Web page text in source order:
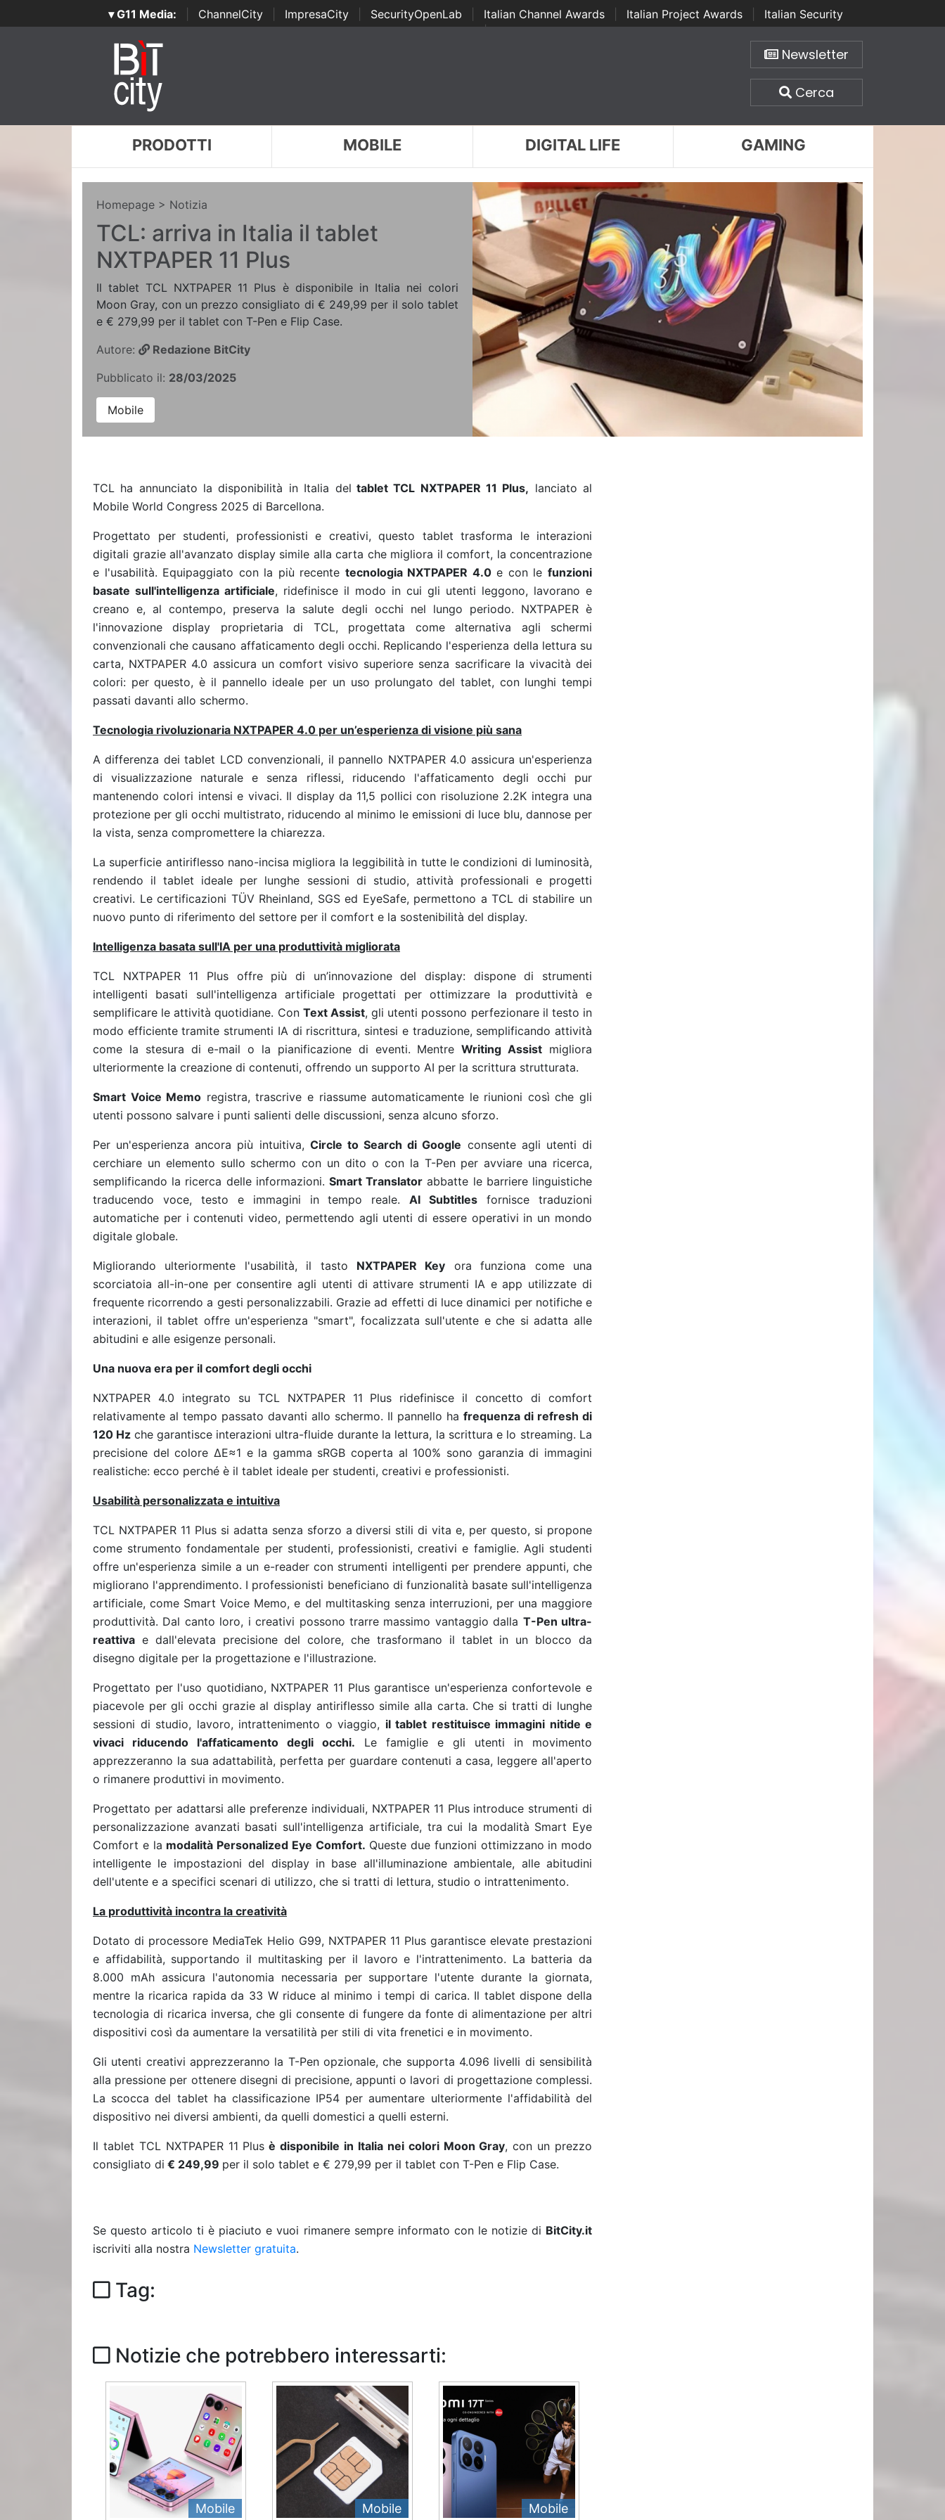
▾ G11 Media: ChannelCity ImpresaCity SecurityOpenLab Italian Channel Awards Italian Project Awards
Italian Security
Awards | ...
Newsletter
Cerca
PRODOTTI MOBILE DIGITAL LIFE GAMING
Homepage > Notizia
TCL: arriva in Italia il tablet
NXTPAPER 11 Plus
Il tablet TCL NXTPAPER 11 Plus è disponibile in Italia nei colori
Moon Gray, con un prezzo consigliato di € 249,99 per il solo tablet
e € 279,99 per il tablet con T-Pen e Flip Case.
Autore:
Redazione BitCity
Pubblicato il: 28/03/2025
Mobile
TCL ha annunciato la disponibilità in Italia del tablet TCL NXTPAPER 11 Plus, lanciato al
Mobile World Congress 2025 di Barcellona.
Progettato per studenti, professionisti e creativi, questo tablet trasforma le interazioni
digitali grazie all'avanzato display simile alla carta che migliora il comfort, la concentrazione
e l'usabilità. Equipaggiato con la più recente tecnologia NXTPAPER 4.0e con lefunzioni
basate sull'intelligenza artificiale, ridefinisce il modo in cui gli utenti leggono, lavorano e
creano e, al contempo, preserva la salute degli occhi nel lungo periodo. NXTPAPER è
l'innovazione display proprietaria di TCL, progettata come alternativa agli schermi
convenzionali che causano affaticamento degli occhi. Replicando l'esperienza della lettura su
carta, NXTPAPER 4.0 assicura un comfort visivo superiore senza sacrificare la vivacità dei
colori: per questo, è il pannello ideale per un uso prolungato del tablet, con lunghi tempi
passati davanti allo schermo.
Tecnologia rivoluzionaria NXTPAPER 4.0 per un’esperienza di visione più sana
A differenza dei tablet LCD convenzionali, il pannello NXTPAPER 4.0 assicura un'esperienza
di visualizzazione naturale e senza riflessi, riducendo l'affaticamento degli occhi pur
mantenendo colori intensi e vivaci. Il display da 11,5 pollici con risoluzione 2.2K integra una
protezione per gli occhi multistrato, riducendo al minimo le emissioni di luce blu, dannose per
la vista, senza compromettere la chiarezza.
La superficie antiriflesso nano-incisa migliora la leggibilità in tutte le condizioni di luminosità,
rendendo il tablet ideale per lunghe sessioni di studio, attività professionali e progetti
creativi. Le certificazioni TÜV Rheinland, SGS ed EyeSafe, permettono a TCL di stabilire un
nuovo punto di riferimento del settore per il comfort e la sostenibilità del display.
Intelligenza basata sull'IA per una produttività migliorata
TCL NXTPAPER 11 Plus offre più di un’innovazione del display: dispone di strumenti
intelligenti basati sull'intelligenza artificiale progettati per ottimizzare la produttività e
semplificare le attività quotidiane. Con Text Assist, gli utenti possono perfezionare il testo in
modo efficiente tramite strumenti IA di riscrittura, sintesi e traduzione, semplificando attività
come la stesura di e-mail o la pianificazione di eventi. MentreWriting Assist migliora
ulteriormente la creazione di contenuti, offrendo un supporto AI per la scrittura strutturata.
Smart Voice Memo registra, trascrive e riassume automaticamente le riunioni così che gli
utenti possono salvare i punti salienti delle discussioni, senza alcuno sforzo.
Per un'esperienza ancora più intuitiva, Circle to Search di Google consente agli utenti di
cerchiare un elemento sullo schermo con un dito o con la T-Pen per avviare una ricerca,
semplificando la ricerca delle informazioni. Smart Translator abbatte le barriere linguistiche
traducendo voce, testo e immagini in tempo reale.AI Subtitles fornisce traduzioni
automatiche per i contenuti video, permettendo agli utenti di essere operativi in un mondo
digitale globale.
Migliorando ulteriormente l'usabilità, il tasto NXTPAPER Key ora funziona come una
scorciatoia all-in-one per consentire agli utenti di attivare strumenti IA e app utilizzate di
frequente ricorrendo a gesti personalizzabili. Grazie ad effetti di luce dinamici per notifiche e
interazioni, il tablet offre un'esperienza "smart", focalizzata sull'utente e che si adatta alle
abitudini e alle esigenze personali.
Una nuova era per il comfort degli occhi
NXTPAPER 4.0 integrato su TCL NXTPAPER 11 Plus ridefinisce il concetto di comfort
relativamente al tempo passato davanti allo schermo. Il pannello ha frequenza di refresh di
120 Hz che garantisce interazioni ultra-fluide durante la lettura, la scrittura e lo streaming. La
precisione del colore ΔE≈1 e la gamma sRGB coperta al 100% sono garanzia di immagini
realistiche: ecco perché è il tablet ideale per studenti, creativi e professionisti.
Usabilità personalizzata e intuitiva
TCL NXTPAPER 11 Plus si adatta senza sforzo a diversi stili di vita e, per questo, si propone
come strumento fondamentale per studenti, professionisti, creativi e famiglie. Agli studenti
offre un'esperienza simile a un e-reader con strumenti intelligenti per prendere appunti, che
migliorano l'apprendimento. I professionisti beneficiano di funzionalità basate sull'intelligenza
artificiale, come Smart Voice Memo, e del multitasking senza interruzioni, per una maggiore
produttività. Dal canto loro, i creativi possono trarre massimo vantaggio dalla T-Pen ultra-
reattiva e dall'elevata precisione del colore, che trasformano il tablet in un blocco da
disegno digitale per la progettazione e l'illustrazione.
Progettato per l'uso quotidiano, NXTPAPER 11 Plus garantisce un'esperienza confortevole e
piacevole per gli occhi grazie al display antiriflesso simile alla carta. Che si tratti di lunghe
sessioni di studio, lavoro, intrattenimento o viaggio, il tablet restituisce immagini nitide e
vivaci riducendo l'affaticamento degli occhi. Le famiglie e gli utenti in movimento
apprezzeranno la sua adattabilità, perfetta per guardare contenuti a casa, leggere all'aperto
o rimanere produttivi in ​​movimento.
Progettato per adattarsi alle preferenze individuali, NXTPAPER 11 Plus introduce strumenti di
personalizzazione avanzati basati sull'intelligenza artificiale, tra cui la modalità Smart Eye
Comfort e la modalità Personalized Eye Comfort. Queste due funzioni ottimizzano in modo
intelligente le impostazioni del display in base all'illuminazione ambientale, alle abitudini
dell'utente e a specifici scenari di utilizzo, che si tratti di lettura, studio o intrattenimento.
La produttività incontra la creatività
Dotato di processore MediaTek Helio G99, NXTPAPER 11 Plus garantisce elevate prestazioni
e affidabilità, supportando il multitasking per il lavoro e l'intrattenimento. La batteria da
8.000 mAh assicura l'autonomia necessaria per supportare l'utente durante la giornata,
mentre la ricarica rapida da 33 W riduce al minimo i tempi di carica. Il tablet dispone della
tecnologia di ricarica inversa, che gli consente di fungere da fonte di alimentazione per altri
dispositivi così da aumentare la versatilità per stili di vita frenetici e in movimento.
Gli utenti creativi apprezzeranno la T-Pen opzionale, che supporta 4.096 livelli di sensibilità
alla pressione per ottenere disegni di precisione, appunti o lavori di progettazione complessi.
La scocca del tablet ha classificazione IP54 per aumentare ulteriormente l'affidabilità del
dispositivo nei diversi ambienti, da quelli domestici a quelli esterni.
Il tablet TCL NXTPAPER 11 Plus è disponibile in Italia nei colori Moon Gray, con un prezzo
consigliato di € 249,99 per il solo tablet e € 279,99 per il tablet con T-Pen e Flip Case.
Se questo articolo ti è piaciuto e vuoi rimanere sempre informato con le notizie di BitCity.it
iscriviti alla nostra Newsletter gratuita.
Tag:
Notizie che potrebbero interessarti:
Mobile Mobile Mobile